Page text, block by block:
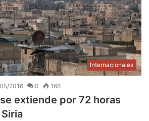
Internacionales
2016 0 166
extiende por 72 horas